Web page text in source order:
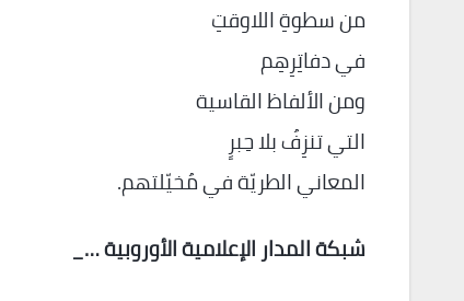
من سطوةِ اللاوقتِ
في دفاتِرِهِم
ومن الألفاظ القاسية
التي تنزِفُ بلا حِبرٍ
المعاني الطريّة في مُخيّلتهم.
شبكة المدار الإعلامية الأوروبية …_